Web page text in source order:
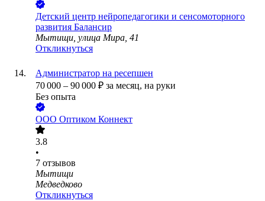
Детский центр нейропедагогики и сенсомоторного
развития Балансир
Мытищи, улица Мира, 41
Откликнуться
Администратор на ресепшен
70 000 – 90 000 ₽ за месяц, на руки
Без опыта
ООО Оптиком Коннект
3.8
•
7 отзывов
Мытищи
Медведково
Откликнуться